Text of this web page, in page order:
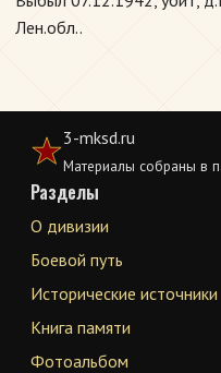
Лен.обл..
3-mksd.ru
Материалы собраны в
Разделы
О дивизии
Боевой путь
Исторические источники
Книга памяти
Фотоальбом